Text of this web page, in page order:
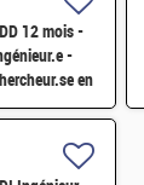
Carlo H/F
12 mois -
-
en
et